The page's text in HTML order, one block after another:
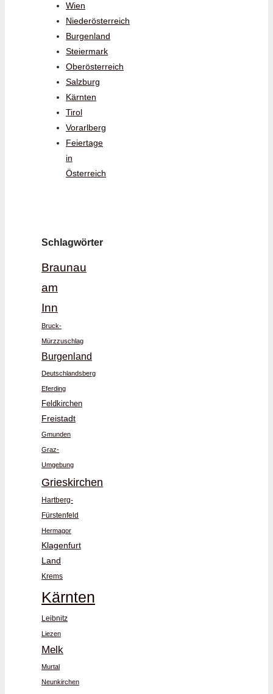
Wien
Niederösterreich
Burgenland
Steiermark
Oberösterreich
Salzburg
Kärnten
Tirol
Vorarlberg
Feiertage
in
Österreich
Schlagwörter
Braunau
am
Inn
Bruck-
Mürzzuschlag
Burgenland
Deutschlandsberg
Eferding
Feldkirchen
Freistadt
Gmunden
Graz-
Umgebung
Grieskirchen
Hartberg-
Fürstenfeld
Hermagor
Klagenfurt
Land
Krems
Kärnten
Leibnitz
Liezen
Melk
Murtal
Neunkirchen